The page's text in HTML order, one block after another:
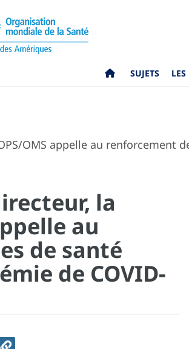
SUJETS LES
OMS appelle au renforcement
la
au
de santé
de COVID-